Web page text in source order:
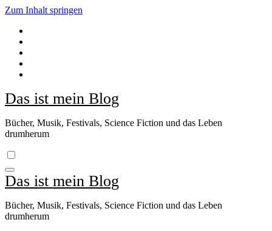
Zum Inhalt springen
Das ist mein Blog
Bücher, Musik, Festivals, Science Fiction und das Leben
drumherum
Das ist mein Blog
Bücher, Musik, Festivals, Science Fiction und das Leben
drumherum